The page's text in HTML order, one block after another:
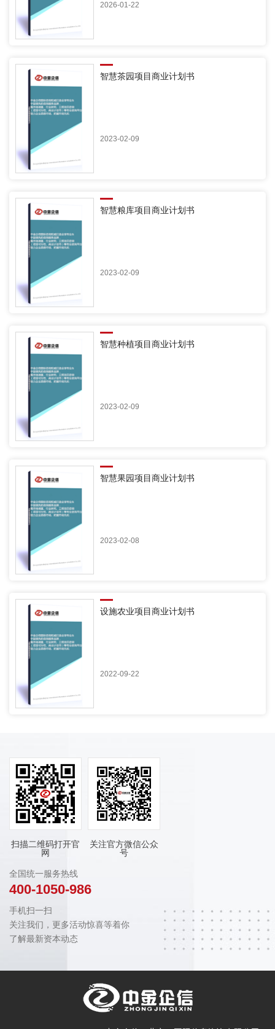
2026-01-22
智慧茶园项目商业计划书
2023-02-09
智慧粮库项目商业计划书
2023-02-09
智慧种植项目商业计划书
2023-02-09
智慧果园项目商业计划书
2023-02-08
设施农业项目商业计划书
2022-09-22
扫描二维码打开官
网
关注官方微信公众
号
全国统一服务热线
400-1050-986
手机扫一扫
关注我们，更多活动惊喜等着你
了解最新资本动态